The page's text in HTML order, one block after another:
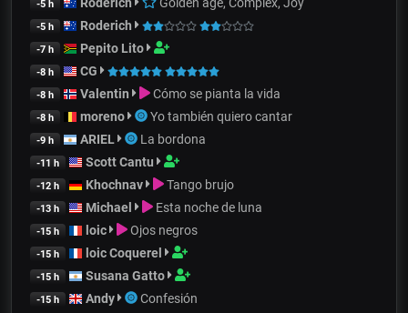
-5 h
-5 h Roderich
-7 h Pepito Lito
-8 h CG
-8 h Valentin Cómo se pianta la vida
-8 h moreno Yo también quiero cantar
-9 h ARIEL La bordona
-11 h Scott Cantu
-12 h Khochnav Tango brujo
-13 h Michael Esta noche de luna
-15 h loic Ojos negros
-15 h loic Coquerel
-15 h Susana Gatto
-15 h Andy Confesión